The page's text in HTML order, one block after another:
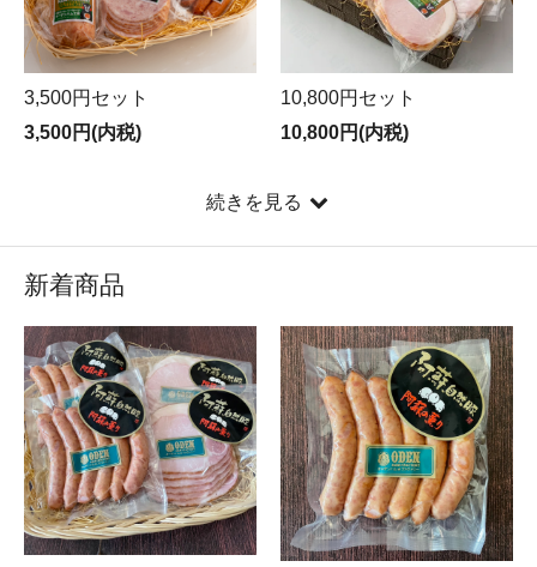
3,500円セット
3,500円(内税)
10,800円セット
10,800円(内税)
続きを見る
新着商品